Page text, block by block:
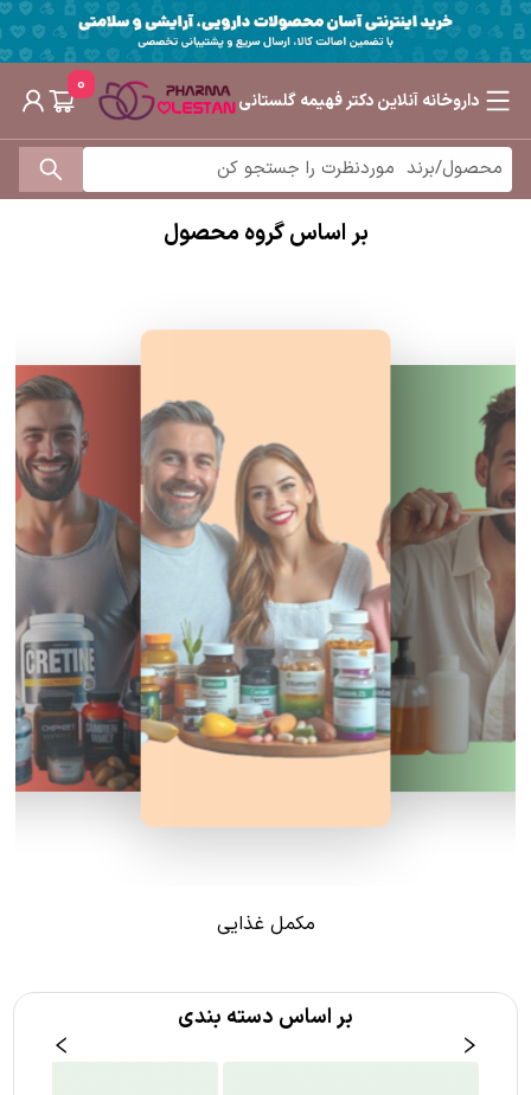
داروخانه آنلاین دکتر فهیمه گلستانی
0
بر اساس گروه محصول
مکمل غذایی
بر اساس دسته بندی